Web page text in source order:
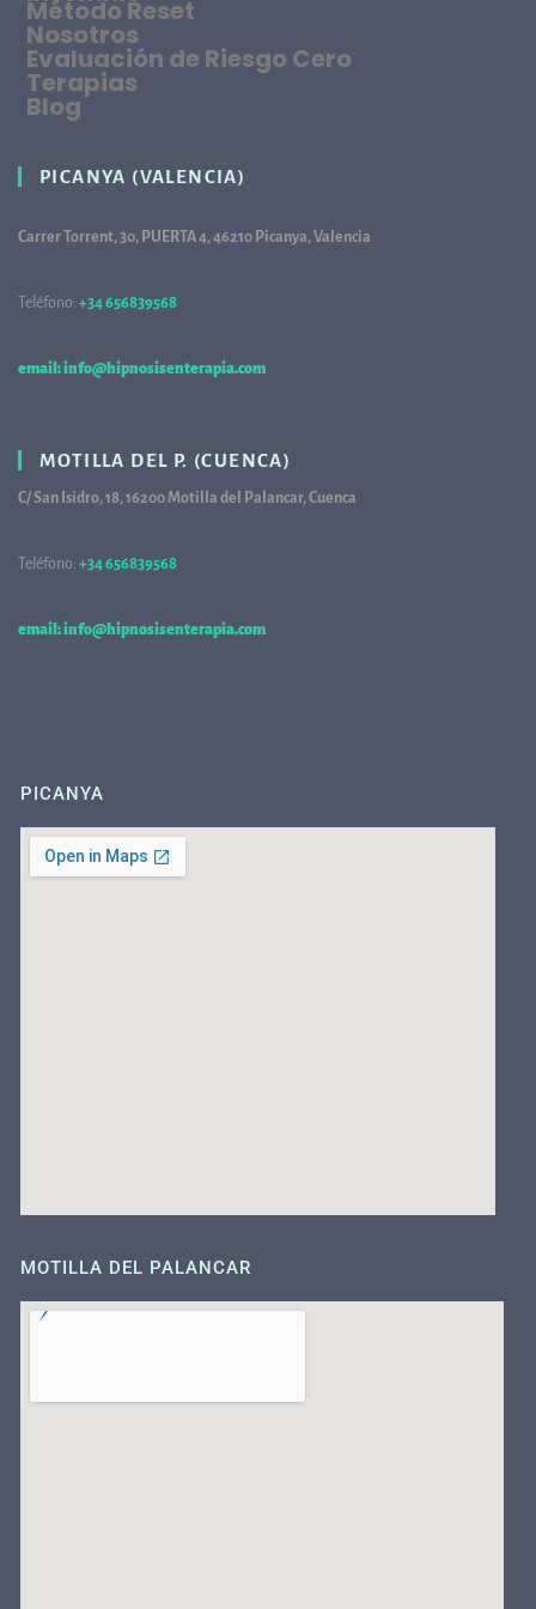
Método Reset
Nosotros
Evaluación de Riesgo Cero
Terapias
Blog
PICANYA (VALENCIA)
Carrer Torrent, 30, PUERTA 4, 46210 Picanya, Valencia
Teléfono: +34 656839568
email: info@hipnosisenterapia.com
MOTILLA DEL P. (CUENCA)
C/ San Isidro, 18, 16200 Motilla del Palancar, Cuenca
Teléfono: +34 656839568
email: info@hipnosisenterapia.com
PICANYA
MOTILLA DEL PALANCAR